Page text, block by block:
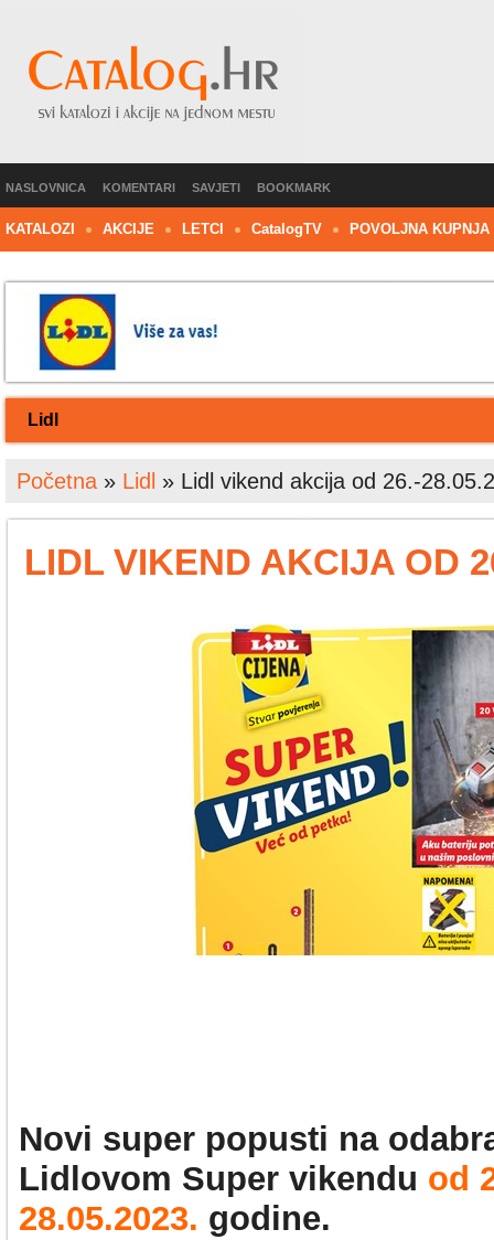
NASLOVNICA KOMENTARI SAVJETI BOOKMARK
KATALOZI AKCIJE LETCI CatalogTV POVOLJNA KUPNJA
Lidl
Početna » Lidl » Lidl vikend akcija od 26.-
LIDL VIKEND AKCIJA OD
Novi super popusti na
Lidlovom Super vikendu od
28.05.2023. godine.